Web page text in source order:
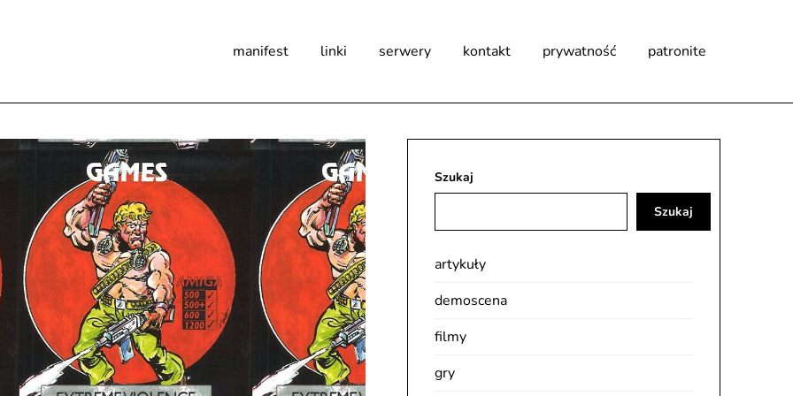
manifest linki serwery kontakt prywatność patronite
Szukaj
Szukaj
artykuły
demoscena
filmy
gry